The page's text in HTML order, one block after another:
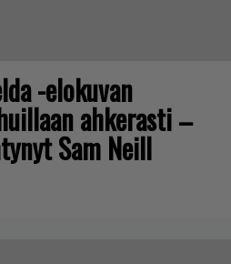
-elokuvan
ahkerasti –
Sam Neill